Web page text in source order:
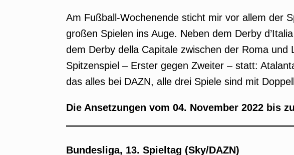
Am Fußball-Wochenende sticht mir vor allem der
großen Spielen ins Auge. Neben dem Derby
dem Derby della Capitale zwischen der Roma
Spitzenspiel – Erster gegen Zweiter – statt:
das alles bei DAZN, alle drei Spiele sind mit
Die Ansetzungen vom 04. November 2022 bis
Bundesliga, 13. Spieltag (Sky/DAZN)